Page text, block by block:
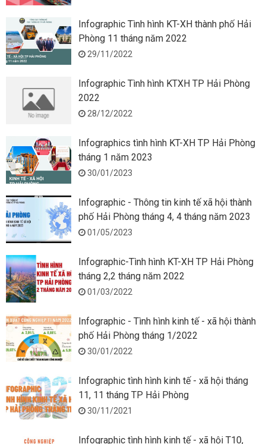
Infographic Tình hình KT-XH thành phố Hải
Phòng 11 tháng năm 2022
29/11/2022
Infographic Tình hình KTXH TP Hải Phòng
2022
28/12/2022
Infographics tình hình KT-XH TP Hải Phòng
tháng 1 năm 2023
30/01/2023
Infographic - Thông tin kinh tế xã hội thành
phố Hải Phòng tháng 4, 4 tháng năm 2023
01/05/2023
Infographic-Tình hình KT-XH TP Hải Phòng
tháng 2,2 tháng năm 2022
01/03/2022
Infographic - Tình hình kinh tế - xã hội thành
phố Hải Phòng tháng 1/2022
30/01/2022
Infographic tình hình kinh tế - xã hội tháng
11, 11 tháng TP Hải Phòng
30/11/2021
Infographic tình hình kinh tế - xã hội T10,